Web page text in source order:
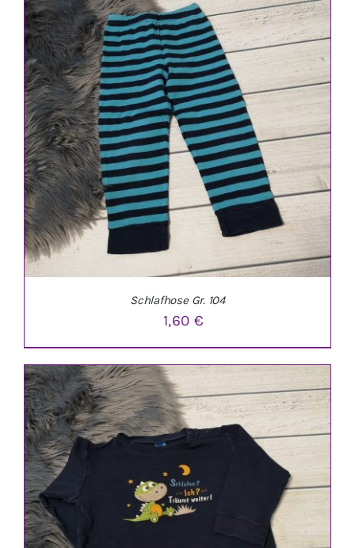
IN DEN WARENKORB / DETAILS
IN DEN WARENKORB / DETAILS
Schlafhose Gr. 104
1,60 €